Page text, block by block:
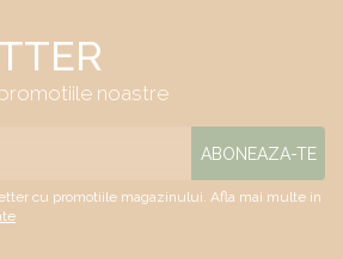
noastre
cu promotiile magazinului. Afla mai multe in